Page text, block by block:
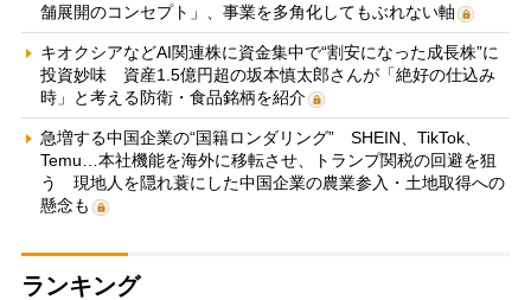
舗展開のコンセプト」、事業を多角化してもぶれない軸
キオクシアなどAI関連株に資金集中で“割安になった成長株”に
投資妙味 資産1.5億円超の坂本慎太郎さんが「絶好の仕込み
時」と考える防衛・食品銘柄を紹介
急増する中国企業の“国籍ロンダリング” SHEIN、TikTok、
Temu…本社機能を海外に移転させ、トランプ関税の回避を狙
う 現地人を隠れ蓑にした中国企業の農業参入・土地取得への
懸念も
ランキング